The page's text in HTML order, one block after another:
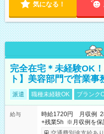
気になる！
完全在宅＊未経験OK
ト】美容部門で営業事
派遣 職種未経験OK ブランク
給与
時給1720円 月収例
+残業5h ※月収例を保
取りサービス利用可（